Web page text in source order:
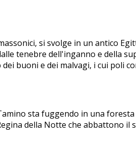
si svolge in un antico
tenebre dell'inganno e della
buoni e dei malvagi, i cui poli
sta fuggendo in una
della Notte che abbattono